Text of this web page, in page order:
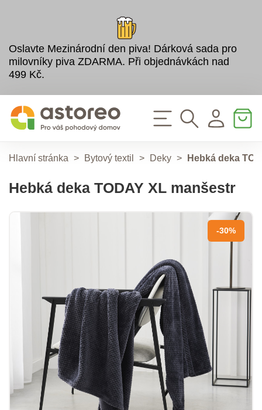
Oslavte Mezinárodní den piva! Dárková sada pro
milovníky piva ZDARMA. Při objednávkách nad
499 Kč.
Hlavní stránka > Bytový textil > Deky > Hebká deka
Hebká deka TODAY XL manšestr
-30%